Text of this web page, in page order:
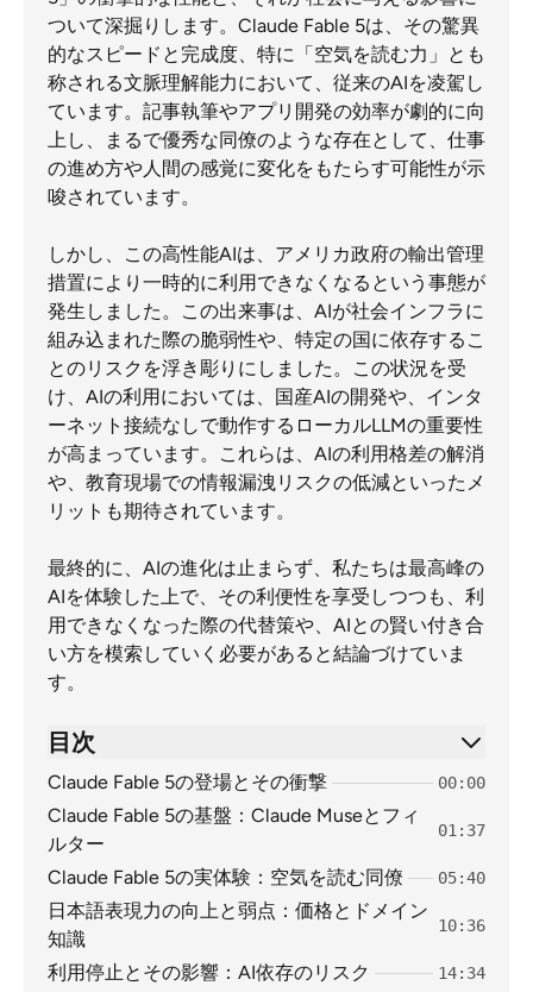
ついて深掘りします。Claude Fable 5は、その驚異
的なスピードと完成度、特に「空気を読む力」とも
称される文脈理解能力において、従来のAIを凌駕し
ています。記事執筆やアプリ開発の効率が劇的に向
上し、まるで優秀な同僚のような存在として、仕事
の進め方や人間の感覚に変化をもたらす可能性が示
唆されています。
しかし、この高性能AIは、アメリカ政府の輸出管理
措置により一時的に利用できなくなるという事態が
発生しました。この出来事は、AIが社会インフラに
組み込まれた際の脆弱性や、特定の国に依存するこ
とのリスクを浮き彫りにしました。この状況を受
け、AIの利用においては、国産AIの開発や、インタ
ーネット接続なしで動作するローカルLLMの重要性
が高まっています。これらは、AIの利用格差の解消
や、教育現場での情報漏洩リスクの低減といったメ
リットも期待されています。
最終的に、AIの進化は止まらず、私たちは最高峰の
AIを体験した上で、その利便性を享受しつつも、利
用できなくなった際の代替策や、AIとの賢い付き合
い方を模索していく必要があると結論づけていま
す。
目次
Claude Fable 5の登場とその衝撃 00:00
Claude Fable 5の基盤：Claude Museとフィ
ルター
01:37
Claude Fable 5の実体験：空気を読む同僚 05:40
日本語表現力の向上と弱点：価格とドメイン
知識
10:36
利用停止とその影響：AI依存のリスク 14:34